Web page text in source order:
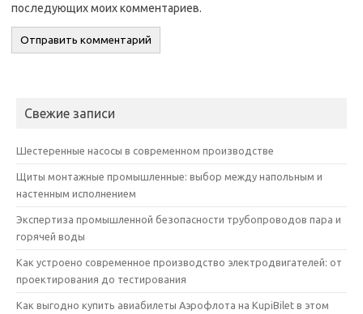
последующих моих комментариев.
Свежие записи
Шестеренные насосы в современном производстве
Щиты монтажные промышленные: выбор между напольным и
настенным исполнением
Экспертиза промышленной безопасности трубопроводов пара и
горячей воды
Как устроено современное производство электродвигателей: от
проектирования до тестирования
Как выгодно купить авиабилеты Аэрофлота на KupiBilet в этом